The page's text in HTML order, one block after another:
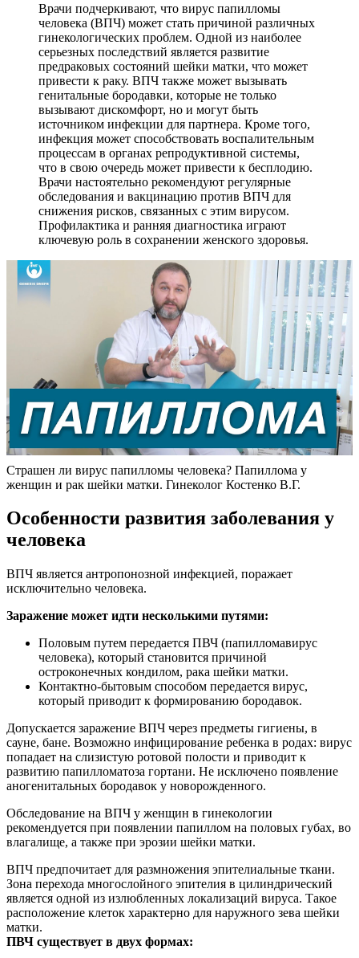
Врачи подчеркивают, что вирус папилломы
человека (ВПЧ) может стать причиной различных
гинекологических проблем. Одной из наиболее
серьезных последствий является развитие
предраковых состояний шейки матки, что может
привести к раку. ВПЧ также может вызывать
генитальные бородавки, которые не только
вызывают дискомфорт, но и могут быть
источником инфекции для партнера. Кроме того,
инфекция может способствовать воспалительным
процессам в органах репродуктивной системы,
что в свою очередь может привести к бесплодию.
Врачи настоятельно рекомендуют регулярные
обследования и вакцинацию против ВПЧ для
снижения рисков, связанных с этим вирусом.
Профилактика и ранняя диагностика играют
ключевую роль в сохранении женского здоровья.
Страшен ли вирус папилломы человека? Папиллома у
женщин и рак шейки матки. Гинеколог Костенко В.Г.
Особенности развития заболевания у
человека
ВПЧ является антропонозной инфекцией, поражает
исключительно человека.
Заражение может идти несколькими путями:
Половым путем передается ПВЧ (папилломавирус
человека), который становится причиной
остроконечных кондилом, рака шейки матки.
Контактно-бытовым способом передается вирус,
который приводит к формированию бородавок.
Допускается заражение ВПЧ через предметы гигиены, в
сауне, бане. Возможно инфицирование ребенка в родах: вирус
попадает на слизистую ротовой полости и приводит к
развитию папилломатоза гортани. Не исключено появление
аногенитальных бородавок у новорожденного.
Обследование на ВПЧ у женщин в гинекологии
рекомендуется при появлении папиллом на половых губах, во
влагалище, а также при эрозии шейки матки.
ВПЧ предпочитает для размножения эпителиальные ткани.
Зона перехода многослойного эпителия в цилиндрический
является одной из излюбленных локализаций вируса. Такое
расположение клеток характерно для наружного зева шейки
матки.
ПВЧ существует в двух формах: